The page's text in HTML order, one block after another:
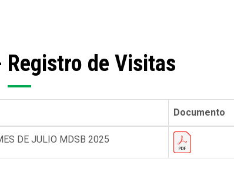
Registro de Visitas
Documento
DE JULIO MDSB 2025